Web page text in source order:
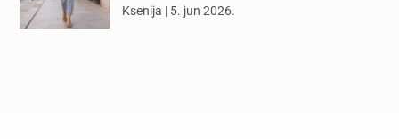
Ksenija 5. jun 2026.